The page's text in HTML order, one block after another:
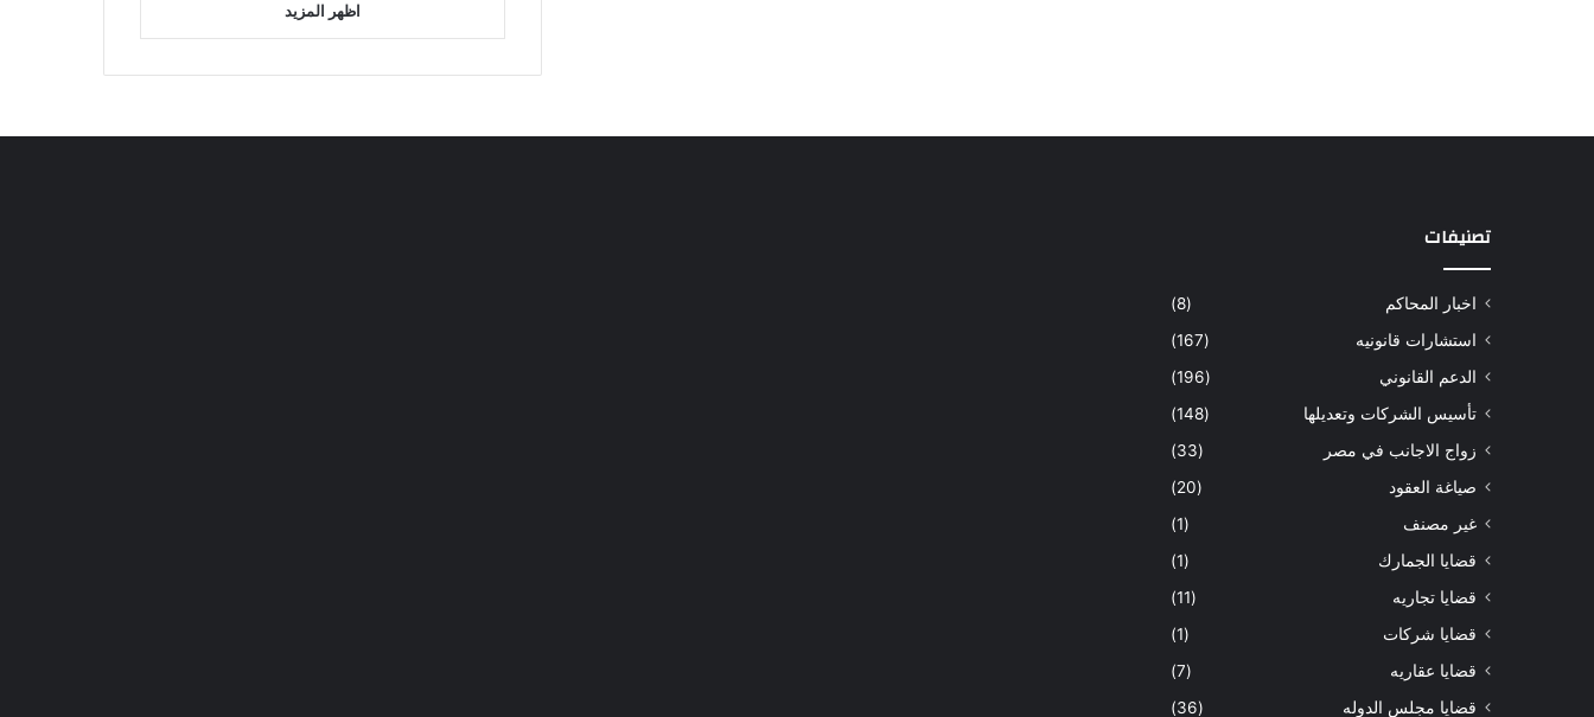
اظهر المزيد
تصنيفات
اخبار المحاكم
(8)
استشارات قانونيه
(167)
الدعم القانوني
(196)
تأسيس الشركات وتعديلها
(148)
زواج الاجانب في مصر
(33)
صياغة العقود
(20)
غير مصنف
(1)
قضايا الجمارك
(1)
قضايا تجاريه
(11)
قضايا شركات
(1)
قضايا عقاريه
(7)
قضايا مجلس الدوله
(36)